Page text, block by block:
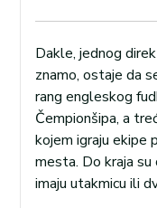
Dakle, jednog
znamo, ostaje da
rang engleskog
Čempionšipa, a
kojem igraju ekipe
mesta. Do kraja
imaju utakmicu ili